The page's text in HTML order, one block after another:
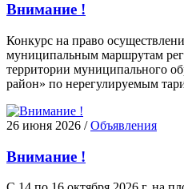
Внимание !
Конкурс на право
муниципальным маршрутам
территории муниципального
район» по нерегулируемым
26 июня 2026 /Объявления
Внимание !